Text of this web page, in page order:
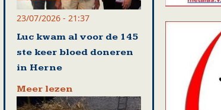
23/07/2026 - 21:37
Luc kwam al voor de 145
ste keer bloed doneren
in Herne
Meer lezen